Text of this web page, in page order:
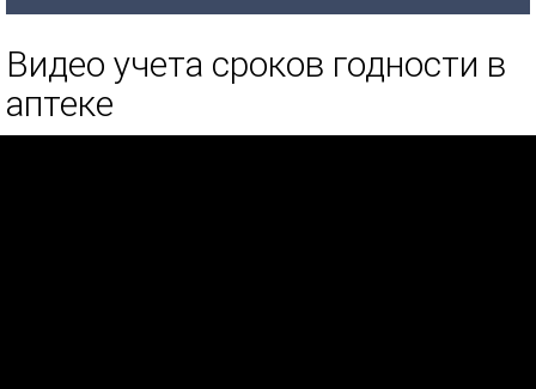
Видео учета сроков годности в
аптеке